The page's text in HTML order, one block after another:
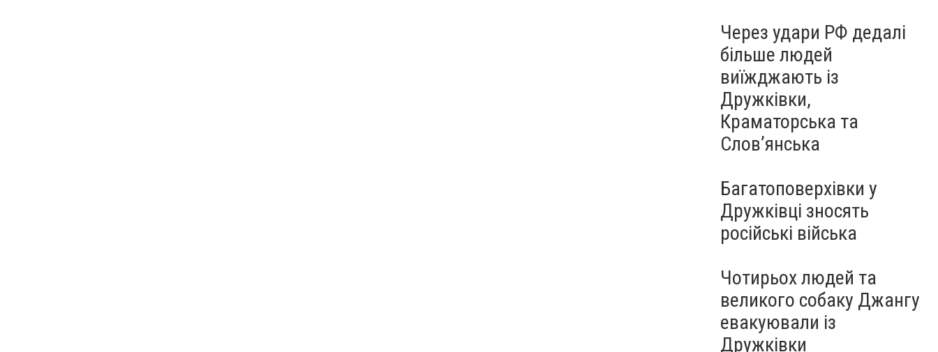
Через удари РФ дедалі
більше людей
виїжджають із
Дружківки,
Краматорська та
Слов’янська
Багатоповерхівки у
Дружківці зносять
російські війська
Чотирьох людей та
великого собаку Джангу
евакуювали із
Дружківки